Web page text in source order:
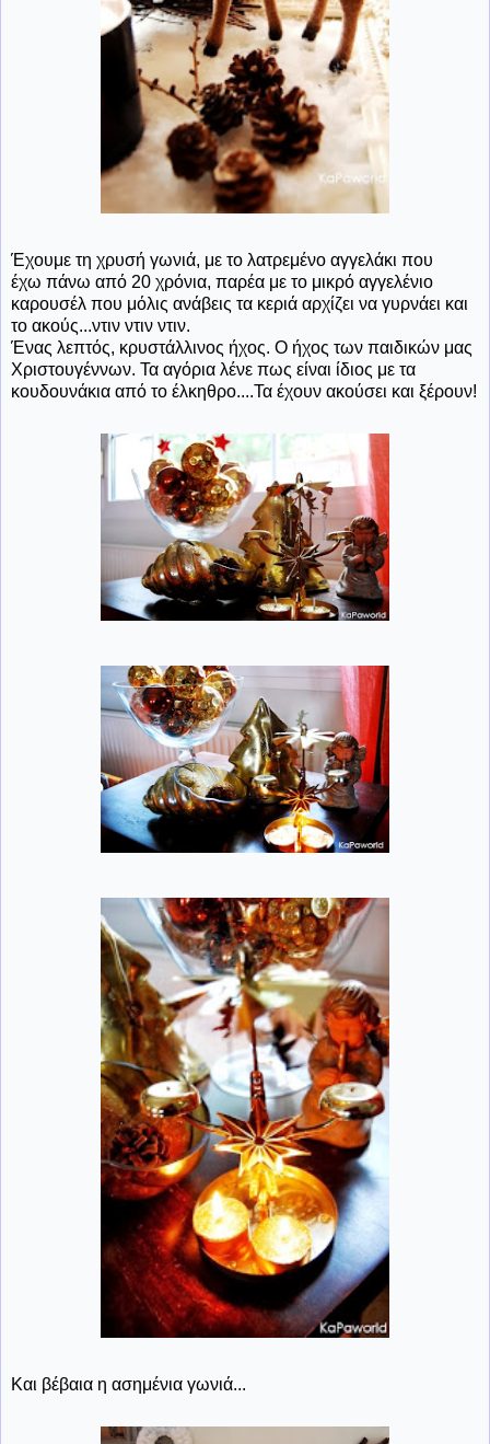
Έχουμε τη χρυσή γωνιά, με το λατρεμένο αγγελάκι που
έχω πάνω από 20 χρόνια, παρέα με το μικρό αγγελένιο
καρουσέλ που μόλις ανάβεις τα κεριά αρχίζει να γυρνάει και
το ακούς...ντιν ντιν ντιν.
Ένας λεπτός, κρυστάλλινος ήχος. Ο ήχος των παιδικών μας
Χριστουγέννων. Τα αγόρια λένε πως είναι ίδιος με τα
κουδουνάκια από το έλκηθρο....Τα έχουν ακούσει και ξέρουν!
Και βέβαια η ασημένια γωνιά...